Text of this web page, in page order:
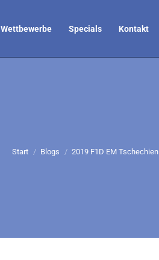
Wettbewerbe Specials Kontakt
Sie befinden sich hier:
Start Blogs 2019 F1D EM Tschechien